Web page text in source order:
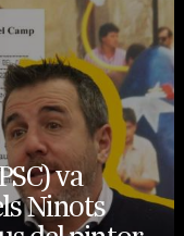
va
Ninots